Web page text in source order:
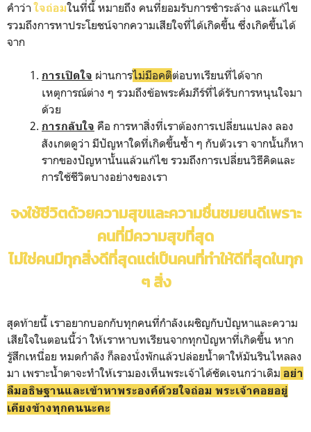
คำว่าใจถ่อมในที่นี้ หมายถึง คนที่ยอมรับการชำระล้าง และแก้ไข
รวมถึงการหาประโยชน์จากความเสียใจที่ได้เกิดขึ้น ซึ่งเกิดขึ้นได้
จาก
การเปิดใจ ผ่านการไม่มีอคติต่อบทเรียนที่ได้จาก
เหตุการณ์ต่าง ๆ รวมถึงข้อพระคัมภีร์ที่ได้รับการหนุนใจมา
ด้วย
การกลับใจ คือ การหาสิ่งที่เราต้องการเปลี่ยนแปลง ลอง
สังเกตดูว่า มีปัญหาใดที่เกิดขึ้นซ้ำ ๆ กับตัวเรา จากนั้นก็หา
รากของปัญหานั้นแล้วแก้ไข รวมถึงการเปลี่ยนวิธีคิดและ
การใช้ชีวิตบางอย่างของเรา
จงใช้ชีวิตด้วยความสุขและความชื่นชมยนดีเพราะ
คนที่มีความสุขที่สุด
ไม่ใช่คนมีทุกสิ่งดีที่สุดแต่เป็นคนที่ทำให้ดีที่สุดในทุก
ๆ สิ่ง
สุดท้ายนี้ เราอยากบอกกับทุกคนที่กำลังเผชิญกับปัญหาและความ
เสียใจในตอนนี้ว่า ให้เราหาบทเรียนจากทุกปัญหาที่เกิดขึ้น หาก
รู้สึกเหนื่อย หมดกำลัง ก็ลองนั่งพักแล้วปล่อยน้ำตาให้มันรินไหลลง
มา เพราะน้ำตาจะทำให้เรามองเห็นพระเจ้าได้ชัดเจนกว่าเดิม อย่า
ลืมอธิษฐานและเข้าหาพระองค์ด้วยใจถ่อม พระเจ้าคอยอยู่
เคียงข้างทุกคนนะคะ